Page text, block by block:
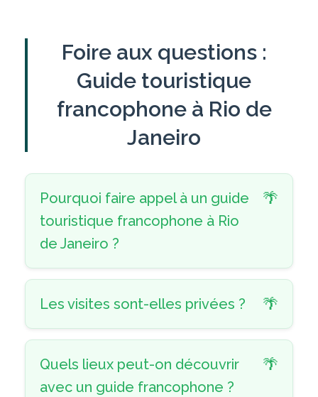
Foire aux questions :
Guide touristique
francophone à Rio de
Janeiro
Pourquoi faire appel à un guide
touristique francophone à Rio
de Janeiro ?
Les visites sont-elles privées ?
Quels lieux peut-on découvrir
avec un guide francophone ?